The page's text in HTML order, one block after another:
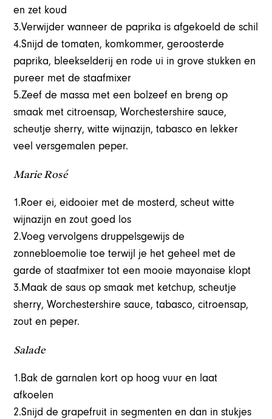
en zet koud
3.Verwijder wanneer de paprika is afgekoeld de schil
4.Snijd de tomaten, komkommer, geroosterde
paprika, bleekselderij en rode ui in grove stukken en
pureer met de staafmixer
5.Zeef de massa met een bolzeef en breng op
smaak met citroensap, Worchestershire sauce,
scheutje sherry, witte wijnazijn, tabasco en lekker
veel versgemalen peper.
Marie Rosé
1.Roer ei, eidooier met de mosterd, scheut witte
wijnazijn en zout goed los
2.Voeg vervolgens druppelsgewijs de
zonnebloemolie toe terwijl je het geheel met de
garde of staafmixer tot een mooie mayonaise klopt
3.Maak de saus op smaak met ketchup, scheutje
sherry, Worchestershire sauce, tabasco, citroensap,
zout en peper.
Salade
1.Bak de garnalen kort op hoog vuur en laat
afkoelen
2.Snijd de grapefruit in segmenten en dan in stukjes